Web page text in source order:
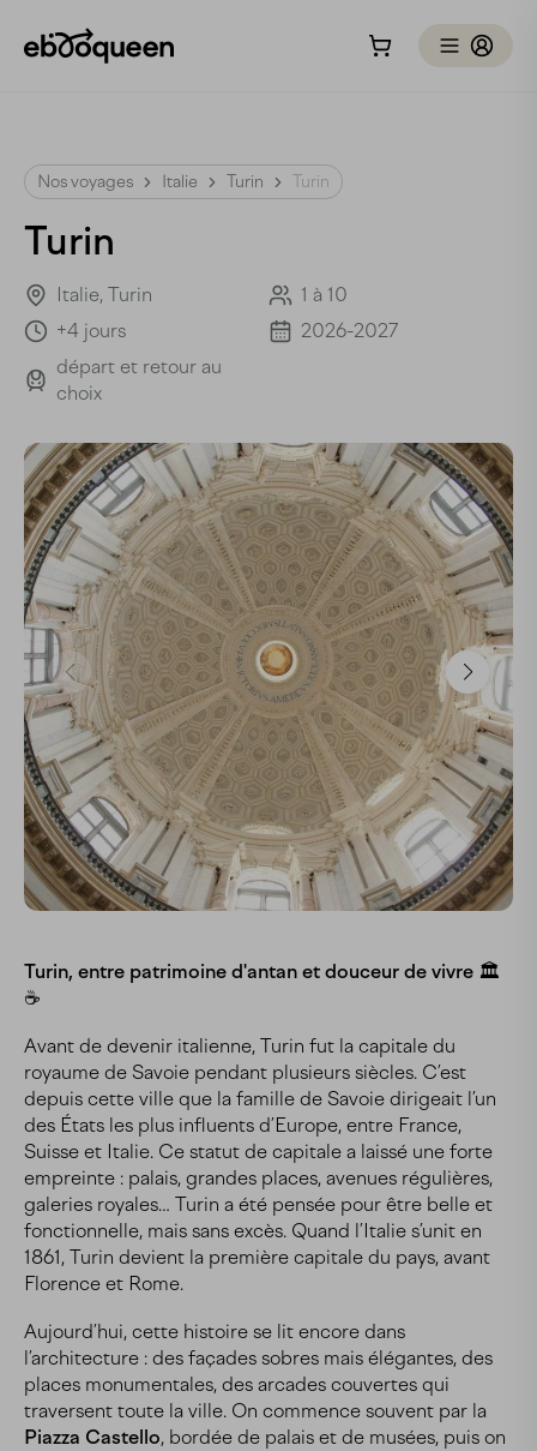
Nos voyages Italie Turin Turin
Turin
Italie, Turin
1 à 10
+4 jours
2026-2027
départ et retour au
choix
Turin, entre patrimoine d'antan et douceur de vivre 🏛️
☕
Avant de devenir italienne, Turin fut la capitale du
royaume de Savoie pendant plusieurs siècles. C’est
depuis cette ville que la famille de Savoie dirigeait l’un
des États les plus influents d’Europe, entre France,
Suisse et Italie. Ce statut de capitale a laissé une forte
empreinte : palais, grandes places, avenues régulières,
galeries royales… Turin a été pensée pour être belle et
fonctionnelle, mais sans excès. Quand l’Italie s’unit en
1861, Turin devient la première capitale du pays, avant
Florence et Rome.
Aujourd’hui, cette histoire se lit encore dans
l’architecture : des façades sobres mais élégantes, des
places monumentales, des arcades couvertes qui
traversent toute la ville. On commence souvent par la
Piazza Castello, bordée de palais et de musées, puis on